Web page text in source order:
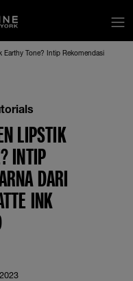
Earthy Tone? Intip Rekomendasi
LIPSTIK
INTIP
DARI
INK